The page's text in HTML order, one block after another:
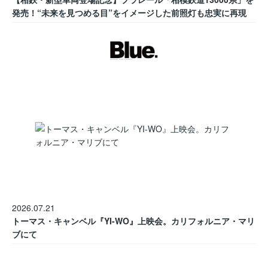
発売！“未来を見つめる目”をイメージした前照灯も忠実に再現
2026.07.21
トーマス・キャンベル『YI-WO』上映会。カリフォルニア・マリ
ブにて